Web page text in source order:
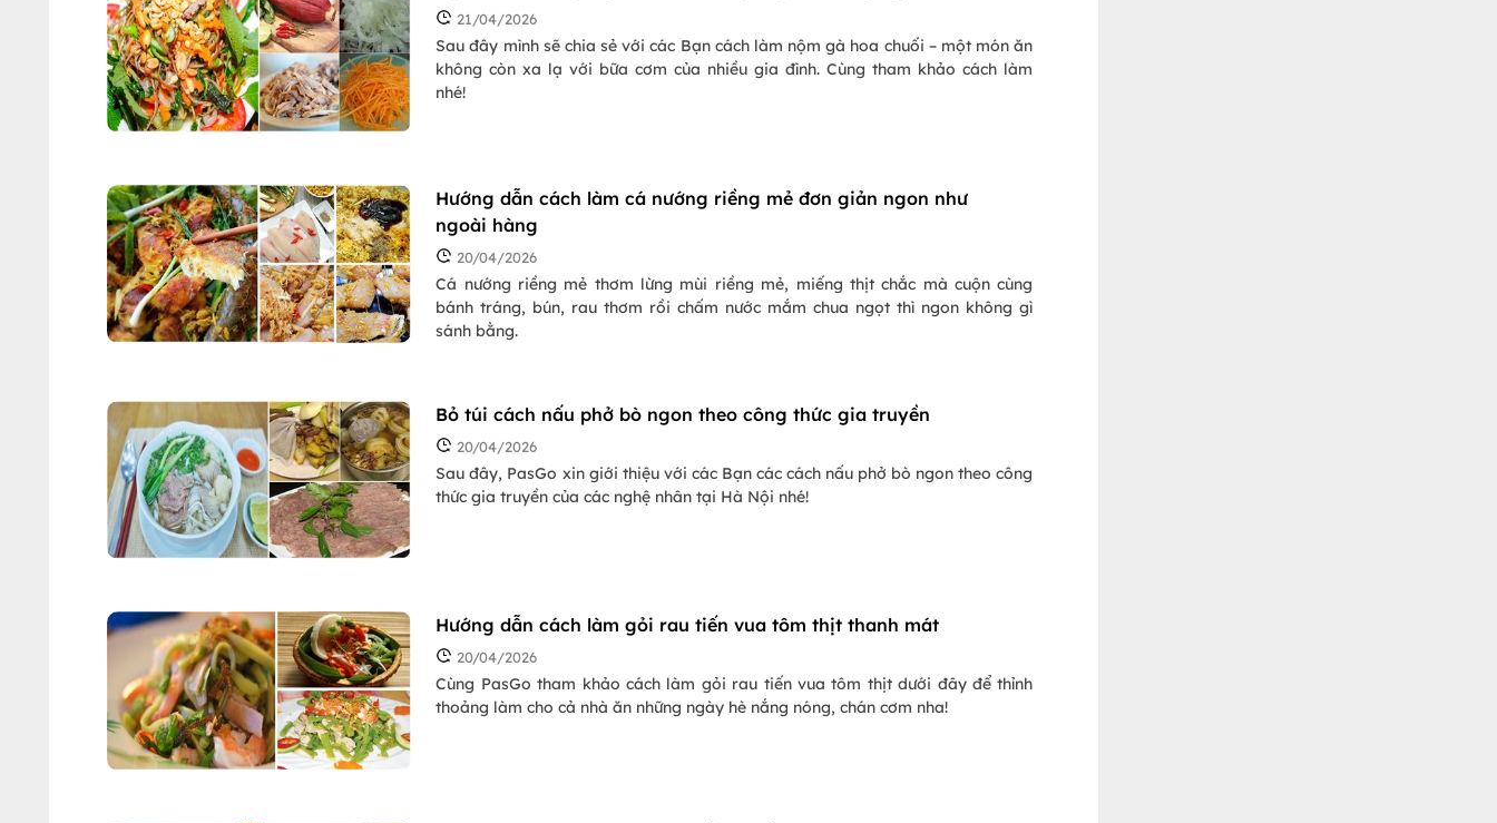
21/04/2026
Sau đây mình sẽ chia sẻ với các Bạn cách làm nộm gà hoa chuối – một món ăn
không còn xa lạ với bữa cơm của nhiều gia đình. Cùng tham khảo cách làm
nhé!
Hướng dẫn cách làm cá nướng riềng mẻ đơn giản ngon như
ngoài hàng
20/04/2026
Cá nướng riềng mẻ thơm lừng mùi riềng mẻ, miếng thịt chắc mà cuộn cùng
bánh tráng, bún, rau thơm rồi chấm nước mắm chua ngọt thì ngon không gì
sánh bằng.
Bỏ túi cách nấu phở bò ngon theo công thức gia truyền
20/04/2026
Sau đây, PasGo xin giới thiệu với các Bạn các cách nấu phở bò ngon theo công
thức gia truyền của các nghệ nhân tại Hà Nội nhé!
Hướng dẫn cách làm gỏi rau tiến vua tôm thịt thanh mát
20/04/2026
Cùng PasGo tham khảo cách làm gỏi rau tiến vua tôm thịt dưới đây để thỉnh
thoảng làm cho cả nhà ăn những ngày hè nắng nóng, chán cơm nha!